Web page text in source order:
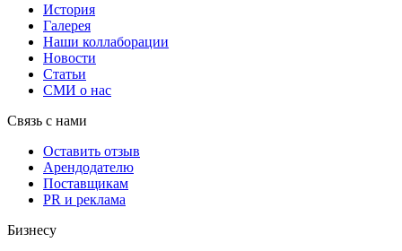
История
Галерея
Наши коллаборации
Новости
Статьи
СМИ о нас
Связь с нами
Оставить отзыв
Арендодателю
Поставщикам
PR и реклама
Бизнесу